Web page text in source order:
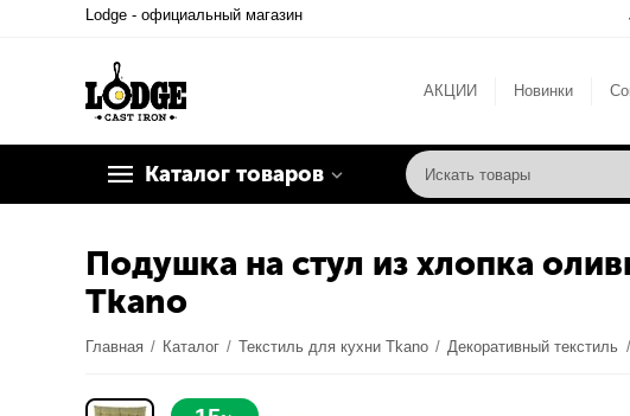
Lodge - официальный магазин
АКЦИИ Новинки
Каталог товаров
Подушка на стул из хлопка
Tkano
Главная / Каталог / Текстиль для кухни Tkano / Декоративный текстиль /